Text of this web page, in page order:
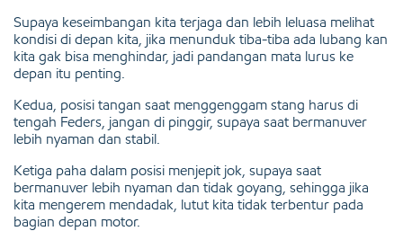
Supaya keseimbangan kita terjaga dan lebih leluasa melihat
kondisi di depan kita, jika menunduk tiba-tiba ada lubang kan
kita gak bisa menghindar, jadi pandangan mata lurus ke
depan itu penting.
Kedua, posisi tangan saat menggenggam stang harus di
tengah Feders, jangan di pinggir, supaya saat bermanuver
lebih nyaman dan stabil.
Ketiga paha dalam posisi menjepit jok, supaya saat
bermanuver lebih nyaman dan tidak goyang, sehingga jika
kita mengerem mendadak, lutut kita tidak terbentur pada
bagian depan motor.